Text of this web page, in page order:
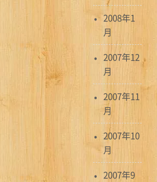
2008年1
月
2007年12
月
2007年11
月
2007年10
月
2007年9